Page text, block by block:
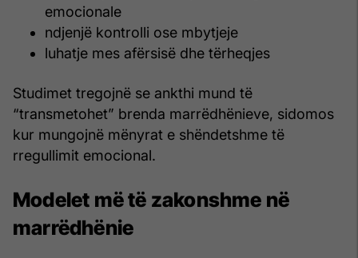
emocionale
ndjenjë kontrolli ose mbytjeje
luhatje mes afërsisë dhe tërheqjes
Studimet tregojnë se ankthi mund të
“transmetohet” brenda marrëdhënieve, sidomos
kur mungojnë mënyrat e shëndetshme të
rregullimit emocional.
Modelet më të zakonshme në
marrëdhënie